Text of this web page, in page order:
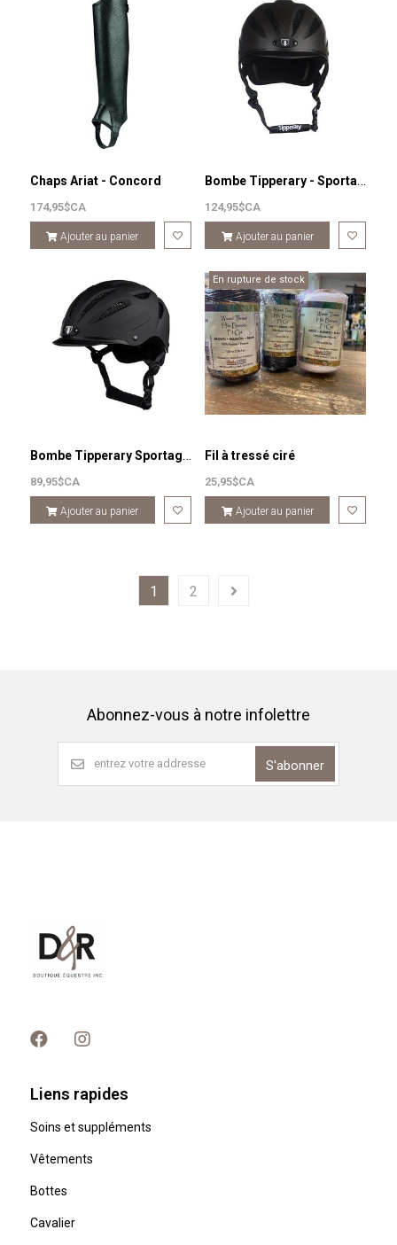
Chaps Ariat - Concord
174,95$CA
Ajouter au panier
Bombe Tipperary - Sportage
124,95$CA
Ajouter au panier
Bombe Tipperary Sportage Toddler - One Size
89,95$CA
Ajouter au panier
En rupture de stock
Fil à tressé ciré
25,95$CA
Ajouter au panier
1 2
Abonnez-vous à notre infolettre
S'abonner
Liens rapides
Soins et suppléments
Vêtements
Bottes
Cavalier